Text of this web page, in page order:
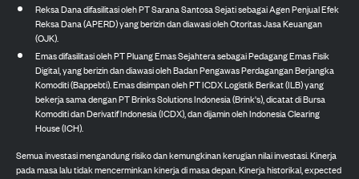
Reksa Dana difasilitasi oleh PT Sarana Santosa Sejati sebagai Agen Penjual Efek
Reksa Dana (APERD) yang berizin dan diawasi oleh Otoritas Jasa Keuangan
(OJK).
Emas difasilitasi oleh PT Pluang Emas Sejahtera sebagai Pedagang Emas Fisik
Digital, yang berizin dan diawasi oleh Badan Pengawas Perdagangan Berjangka
Komoditi (Bappebti). Emas disimpan oleh PT ICDX Logistik Berikat (ILB) yang
bekerja sama dengan PT Brinks Solutions Indonesia (Brink's), dicatat di Bursa
Komoditi dan Derivatif Indonesia (ICDX), dan dijamin oleh Indonesia Clearing
House (ICH).
Semua investasi mengandung risiko dan kemungkinan kerugian nilai investasi. Kinerja
pada masa lalu tidak mencerminkan kinerja di masa depan. Kinerja historikal, expected